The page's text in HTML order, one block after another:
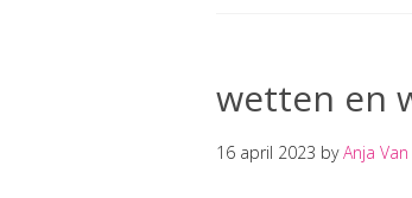
wetten en
16 april 2023 byAnja